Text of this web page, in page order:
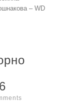
– WD